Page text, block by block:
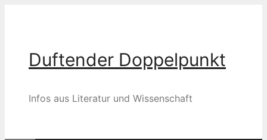
Duftender Doppelpunkt
Infos aus Literatur und Wissenschaft